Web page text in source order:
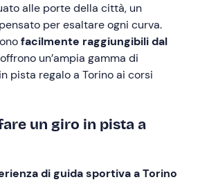
alle porte della città, un
per esaltare ogni curva.
facilmente raggiungibili dal
un’ampia gamma di
pista regalo a Torino ai corsi
un giro in pista a
di guida sportiva a Torino